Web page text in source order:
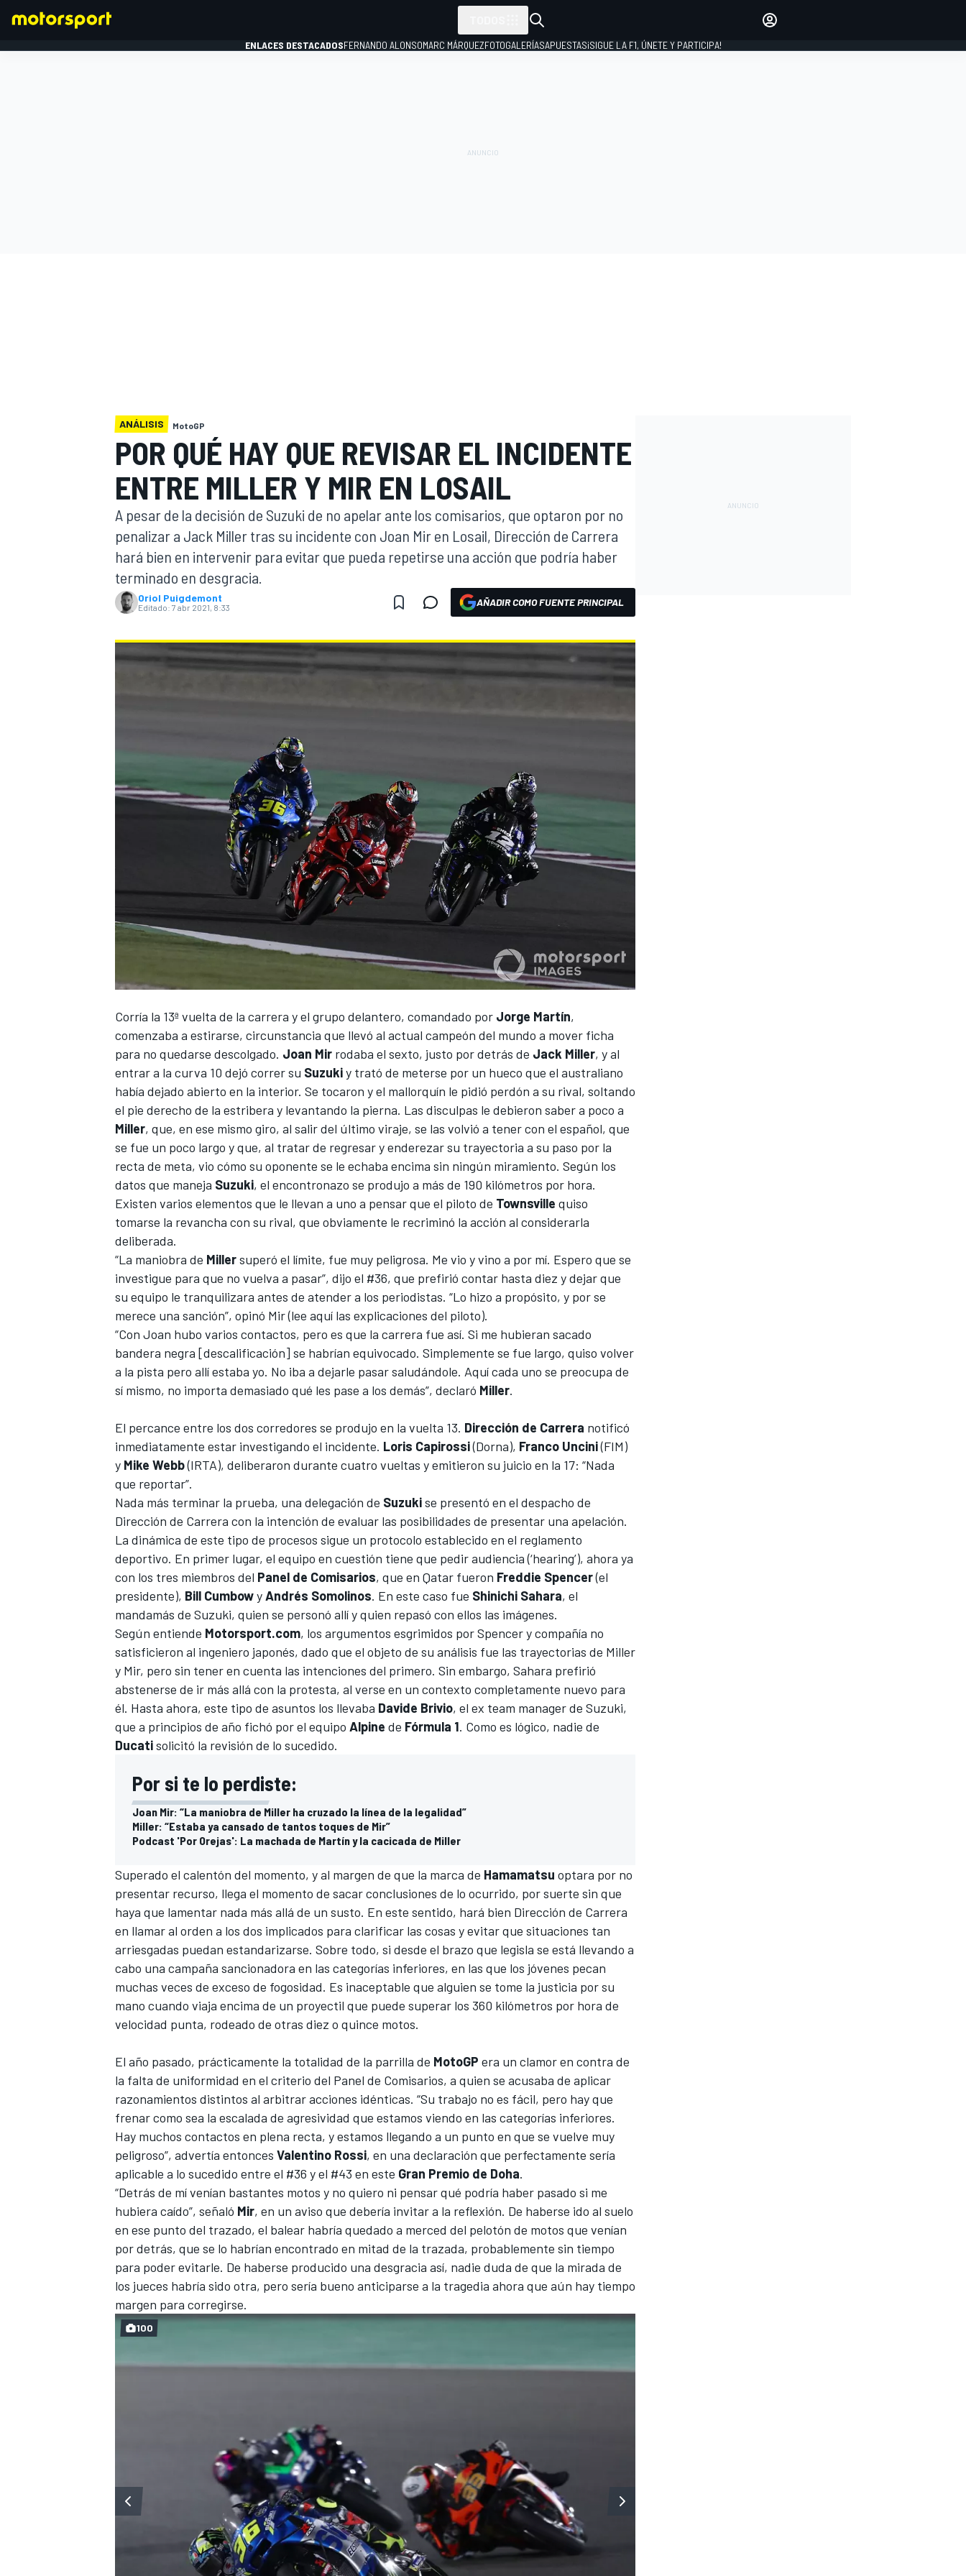
WEC FÓRMULA E
MÁS CATEGORÍAS
ENLACES DESTACADOSFERNANDO ALONSOMARC MÁRQUEZFOTOGALERÍASAPUESTAS¡SIGUE LA F1, ÚNETE Y PARTICIPA!
ANÁLISIS MotoGP
POR QUÉ HAY QUE REVISAR EL INCIDENTE
ENTRE MILLER Y MIR EN LOSAIL
A pesar de la decisión de Suzuki de no apelar ante los comisarios, que optaron por no
penalizar a Jack Miller tras su incidente con Joan Mir en Losail, Dirección de Carrera
hará bien en intervenir para evitar que pueda repetirse una acción que podría haber
terminado en desgracia.
Oriol Puigdemont
Editado: 7 abr 2021, 8:33 AÑADIR COMO FUENTE PRINCIPAL
Corría la 13ª vuelta de la carrera y el grupo delantero, comandado por Jorge Martín,
comenzaba a estirarse, circunstancia que llevó al actual campeón del mundo a mover ficha
para no quedarse descolgado. Joan Mir rodaba el sexto, justo por detrás de Jack Miller, y al
entrar a la curva 10 dejó correr su Suzukiy trató de meterse por un hueco que el australiano
había dejado abierto en la interior. Se tocaron y el mallorquín le pidió perdón a su rival, soltando
el pie derecho de la estribera y levantando la pierna. Las disculpas le debieron saber a poco a
Miller, que, en ese mismo giro, al salir del último viraje, se las volvió a tener con el español, que
se fue un poco largo y que, al tratar de regresar y enderezar su trayectoria a su paso por la
recta de meta, vio cómo su oponente se le echaba encima sin ningún miramiento. Según los
datos que maneja Suzuki, el encontronazo se produjo a más de 190 kilómetros por hora.
Existen varios elementos que le llevan a uno a pensar que el piloto de Townsville quiso
tomarse la revancha con su rival, que obviamente le recriminó la acción al considerarla
deliberada.
“La maniobra de Millersuperó el límite, fue muy peligrosa. Me vio y vino a por mí. Espero que se
investigue para que no vuelva a pasar”, dijo el #36, que prefirió contar hasta diez y dejar que
su equipo le tranquilizara antes de atender a los periodistas. “Lo hizo a propósito, y por se
merece una sanción”, opinó Mir (lee aquí las explicaciones del piloto).
“Con Joan hubo varios contactos, pero es que la carrera fue así. Si me hubieran sacado
bandera negra [descalificación] se habrían equivocado. Simplemente se fue largo, quiso volver
a la pista pero allí estaba yo. No iba a dejarle pasar saludándole. Aquí cada uno se preocupa de
sí mismo, no importa demasiado qué les pase a los demás”, declaró Miller.
El percance entre los dos corredores se produjo en la vuelta 13. Dirección de Carrera notificó
inmediatamente estar investigando el incidente. Loris Capirossi(Dorna), Franco Uncini(FIM)
y Mike Webb(IRTA), deliberaron durante cuatro vueltas y emitieron su juicio en la 17: “Nada
que reportar”.
Nada más terminar la prueba, una delegación de Suzukise presentó en el despacho de
Dirección de Carrera con la intención de evaluar las posibilidades de presentar una apelación.
La dinámica de este tipo de procesos sigue un protocolo establecido en el reglamento
deportivo. En primer lugar, el equipo en cuestión tiene que pedir audiencia (‘hearing’), ahora ya
con los tres miembros del Panel de Comisarios, que en Qatar fueron Freddie Spencer(el
presidente), Bill CumbowyAndrés Somolinos. En este caso fue Shinichi Sahara, el
mandamás de Suzuki, quien se personó allí y quien repasó con ellos las imágenes.
Según entiende Motorsport.com, los argumentos esgrimidos por Spencer y compañía no
satisficieron al ingeniero japonés, dado que el objeto de su análisis fue las trayectorias de Miller
y Mir, pero sin tener en cuenta las intenciones del primero. Sin embargo, Sahara prefirió
abstenerse de ir más allá con la protesta, al verse en un contexto completamente nuevo para
él. Hasta ahora, este tipo de asuntos los llevaba Davide Brivio, el ex team manager de Suzuki,
que a principios de año fichó por el equipo Alpine de Fórmula 1. Como es lógico, nadie de
Ducatisolicitó la revisión de lo sucedido.
Por si te lo perdiste:
Joan Mir: “La maniobra de Miller ha cruzado la línea de la legalidad”
Miller: “Estaba ya cansado de tantos toques de Mir”
Podcast 'Por Orejas': La machada de Martín y la cacicada de Miller
Superado el calentón del momento, y al margen de que la marca de Hamamatsu optara por no
presentar recurso, llega el momento de sacar conclusiones de lo ocurrido, por suerte sin que
haya que lamentar nada más allá de un susto. En este sentido, hará bien Dirección de Carrera
en llamar al orden a los dos implicados para clarificar las cosas y evitar que situaciones tan
arriesgadas puedan estandarizarse. Sobre todo, si desde el brazo que legisla se está llevando a
cabo una campaña sancionadora en las categorías inferiores, en las que los jóvenes pecan
muchas veces de exceso de fogosidad. Es inaceptable que alguien se tome la justicia por su
mano cuando viaja encima de un proyectil que puede superar los 360 kilómetros por hora de
velocidad punta, rodeado de otras diez o quince motos.
El año pasado, prácticamente la totalidad de la parrilla de MotoGP era un clamor en contra de
la falta de uniformidad en el criterio del Panel de Comisarios, a quien se acusaba de aplicar
razonamientos distintos al arbitrar acciones idénticas. “Su trabajo no es fácil, pero hay que
frenar como sea la escalada de agresividad que estamos viendo en las categorías inferiores.
Hay muchos contactos en plena recta, y estamos llegando a un punto en que se vuelve muy
peligroso”, advertía entonces Valentino Rossi, en una declaración que perfectamente sería
aplicable a lo sucedido entre el #36 y el #43 en este Gran Premio de Doha.
“Detrás de mí venían bastantes motos y no quiero ni pensar qué podría haber pasado si me
hubiera caído”, señaló Mir, en un aviso que debería invitar a la reflexión. De haberse ido al suelo
en ese punto del trazado, el balear habría quedado a merced del pelotón de motos que venían
por detrás, que se lo habrían encontrado en mitad de la trazada, probablemente sin tiempo
para poder evitarle. De haberse producido una desgracia así, nadie duda de que la mirada de
los jueces habría sido otra, pero sería bueno anticiparse a la tragedia ahora que aún hay tiempo
margen para corregirse.
100